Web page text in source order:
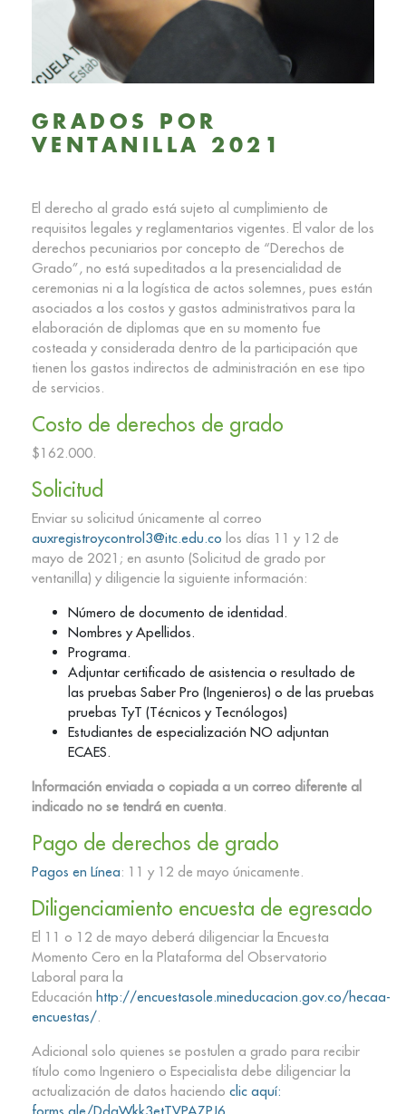
GRADOS POR
VENTANILLA 2021
El derecho al grado está sujeto al cumplimiento de
requisitos legales y reglamentarios vigentes. El valor de los
derechos pecuniarios por concepto de “Derechos de
Grado”, no está supeditados a la presencialidad de
ceremonias ni a la logística de actos solemnes, pues están
asociados a los costos y gastos administrativos para la
elaboración de diplomas que en su momento fue
costeada y considerada dentro de la participación que
tienen los gastos indirectos de administración en ese tipo
de servicios.
Costo de derechos de grado
$162.000.
Solicitud
Enviar su solicitud únicamente al correo
auxregistroycontrol3@itc.edu.co los días 11 y 12 de
mayo de 2021; en asunto (Solicitud de grado por
ventanilla) y diligencie la siguiente información:
Número de documento de identidad.
Nombres y Apellidos.
Programa.
Adjuntar certificado de asistencia o resultado de
las pruebas Saber Pro (Ingenieros) o de las pruebas
pruebas TyT (Técnicos y Tecnólogos)
Estudiantes de especialización NO adjuntan
ECAES.
Información enviada o copiada a un correo diferente al
indicado no se tendrá en cuenta.
Pago de derechos de grado
Pagos en Línea: 11 y 12 de mayo únicamente.
Diligenciamiento encuesta de egresado
El 11 o 12 de mayo deberá diligenciar la Encuesta
Momento Cero en la Plataforma del Observatorio
Laboral para la
Educación http://encuestasole.mineducacion.gov.co/hecaa-
encuestas/.
Adicional solo quienes se postulen a grado para recibir
título como Ingeniero o Especialista debe diligenciar la
actualización de datos haciendo clic aquí: